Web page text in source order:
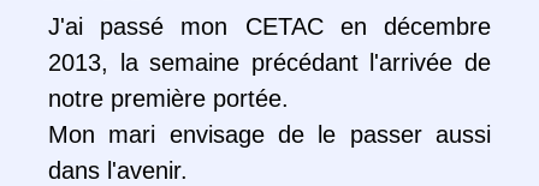
J'ai passé mon CETAC en décembre
2013, la semaine précédant l'arrivée de
notre première portée.
Mon mari envisage de le passer aussi
dans l'avenir.